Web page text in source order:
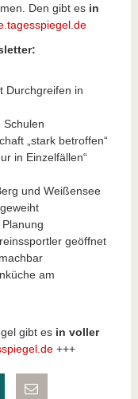
Den gibt esin
Durchgreifen in
Schulen
„stark betroffen“
in Einzelfällen“
und Weißensee
geöffnet
am
gibt esin voller
+++
teilen
auf Xing teilen